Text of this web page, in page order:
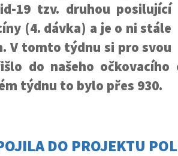
19 tzv. druhou posilující
(4. dávka) a je o ni stále
V tomto týdnu si pro svou
do našeho očkovacího
týdnu to bylo přes 930.
DO PROJEKTU